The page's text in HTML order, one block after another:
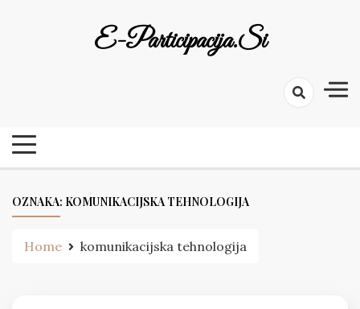
E-Participacija.si
OZNAKA: KOMUNIKACIJSKA TEHNOLOGIJA
Home komunikacijska tehnologija